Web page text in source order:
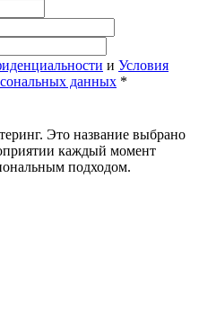
и Условия
данных *
Это название выбрано
каждый момент
подходом.